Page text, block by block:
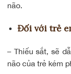
não.
Đối với trẻ
– Thiếu sắt, sẽ
não của trẻ kém